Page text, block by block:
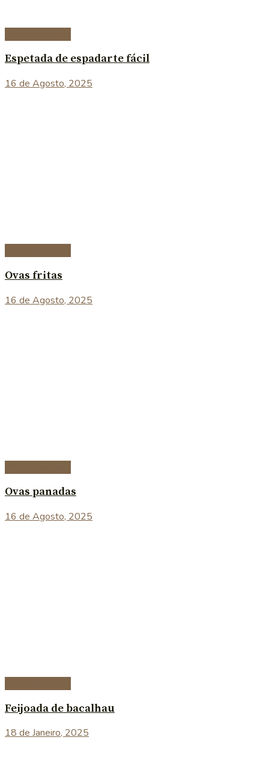
Espetada de espadarte fácil
16 de Agosto, 2025
Ovas fritas
16 de Agosto, 2025
Ovas panadas
16 de Agosto, 2025
Feijoada de bacalhau
18 de Janeiro, 2025